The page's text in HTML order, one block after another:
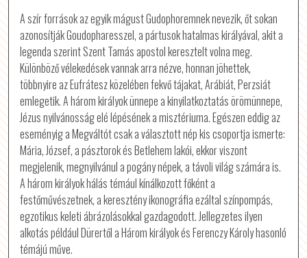
A szír források az egyik mágust Gudophoremnek nevezik, őt sokan
azonosítják Goudopharesszel, a pártusok hatalmas királyával, akit a
legenda szerint Szent Tamás apostol keresztelt volna meg.
Különböző vélekedések vannak arra nézve, honnan jöhettek,
többnyire az Eufrátesz közelében fekvő tájakat, Arábiát, Perzsiát
emlegetik. A három királyok ünnepe a kinyilatkoztatás örömünnepe,
Jézus nyilvánosság elé lépésének a misztériuma. Egészen eddig az
eseményig a Megváltót csak a választott nép kis csoportja ismerte:
Mária, József, a pásztorok és Betlehem lakói, ekkor viszont
megjelenik, megnyilvánul a pogány népek, a távoli világ számára is.
A három királyok hálás témául kínálkozott főként a
festőművészetnek, a keresztény ikonográfia ezáltal színpompás,
egzotikus keleti ábrázolásokkal gazdagodott. Jellegzetes ilyen
alkotás például Dürertől a Három királyok és Ferenczy Károly hasonló
témájú műve.